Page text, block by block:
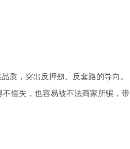
，突出反押题、反套路的导向。
不偿失，也容易被不法商家所骗，带